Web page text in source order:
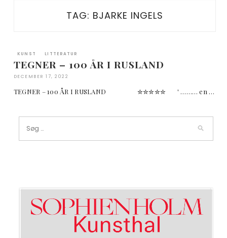
TAG: BJARKE INGELS
KUNST LITTERATUR
TEGNER – 100 ÅR I RUSLAND
DECEMBER 17, 2022
TEGNER – 100 ÅR I RUSLAND ✮✮✮✮✮ ' ……… en …